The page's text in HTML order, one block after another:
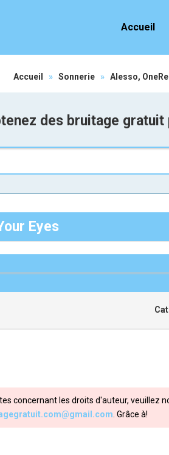
Accueil
Accueil » Sonnerie » Alesso,
des bruitage
Eyes
concernant les droits d'auteur, veuillez
. Grâce à!